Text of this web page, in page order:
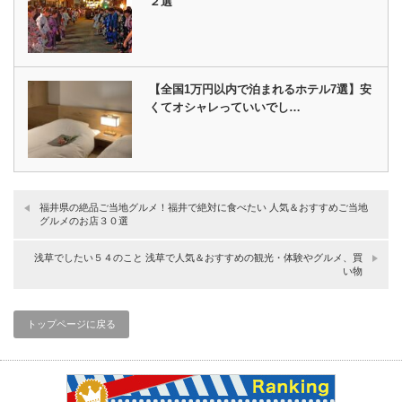
【全国1万円以内で泊まれるホテル7選】安
くてオシャレっていいでし…
福井県の絶品ご当地グルメ！福井で絶対に食べたい 人気＆おすすめご当地
グルメのお店３０選
浅草でしたい５４のこと 浅草で人気＆おすすめの観光・体験やグルメ、買
い物
トップページに戻る